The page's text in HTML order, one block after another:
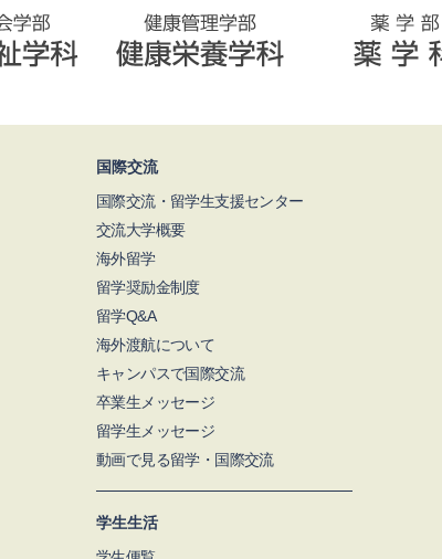
国際交流
国際交流・留学生支援センター
交流大学概要
海外留学
留学奨励金制度
留学Q&A
海外渡航について
キャンパスで国際交流
卒業生メッセージ
留学生メッセージ
動画で見る留学・国際交流
学生生活